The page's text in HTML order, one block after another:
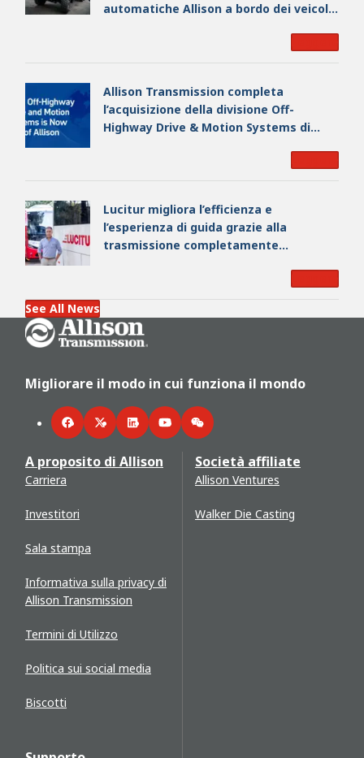
automatiche Allison a bordo dei veicoli
Allison Transmission completa
l’acquisizione della divisione Off-
Highway Drive & Motion Systems di
Lucitur migliora l’efficienza e
l’esperienza di guida grazie alla
trasmissione completamente
See All News
Go Home
Migliorare il modo in cui funziona il mondo
FacebookTwitterLinkedInYouTubeWeChat
A proposito di Allison
Carriera
Investitori
Sala stampa
Informativa sulla privacy di
Allison Transmission
Termini di Utilizzo
Politica sui social media
Biscotti
Società affiliate
Allison Ventures
Walker Die Casting